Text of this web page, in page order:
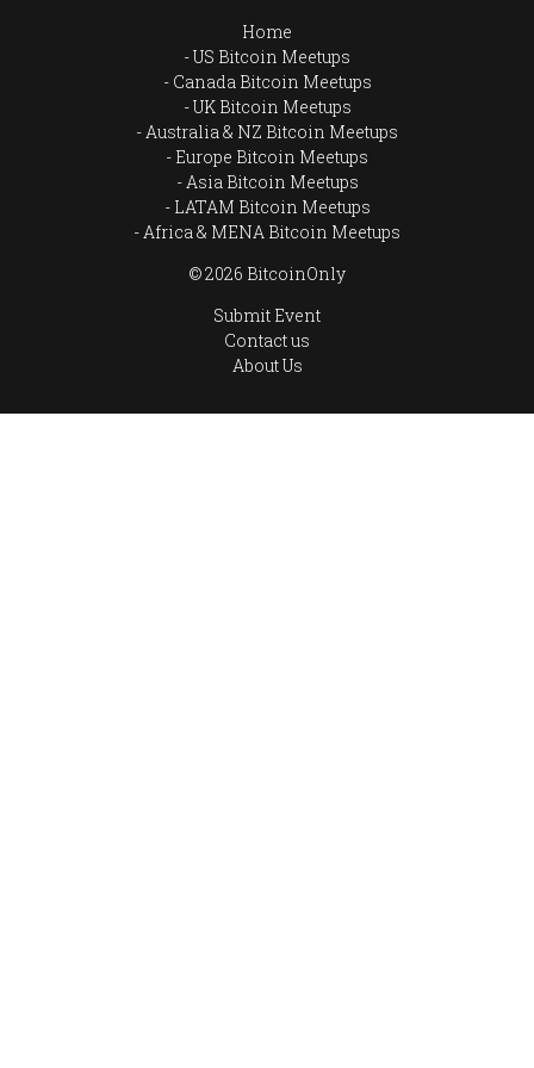
Home
US Bitcoin Meetups
Canada Bitcoin Meetups
UK Bitcoin Meetups
Australia & NZ Bitcoin Meetups
Europe Bitcoin Meetups
Asia Bitcoin Meetups
LATAM Bitcoin Meetups
Africa & MENA Bitcoin Meetups
© 2026 BitcoinOnly
Submit Event
Contact us
About Us